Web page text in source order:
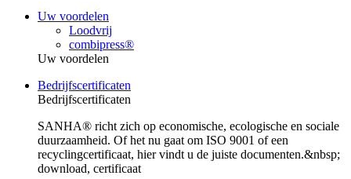
Uw voordelen
Loodvrij
combipress®
Uw voordelen
Bedrijfscertificaten
Bedrijfscertificaten
SANHA® richt zich op economische, ecologische en sociale
duurzaamheid. Of het nu gaat om ISO 9001 of een
recyclingcertificaat, hier vindt u de juiste documenten.&nbsp;
download, certificaat